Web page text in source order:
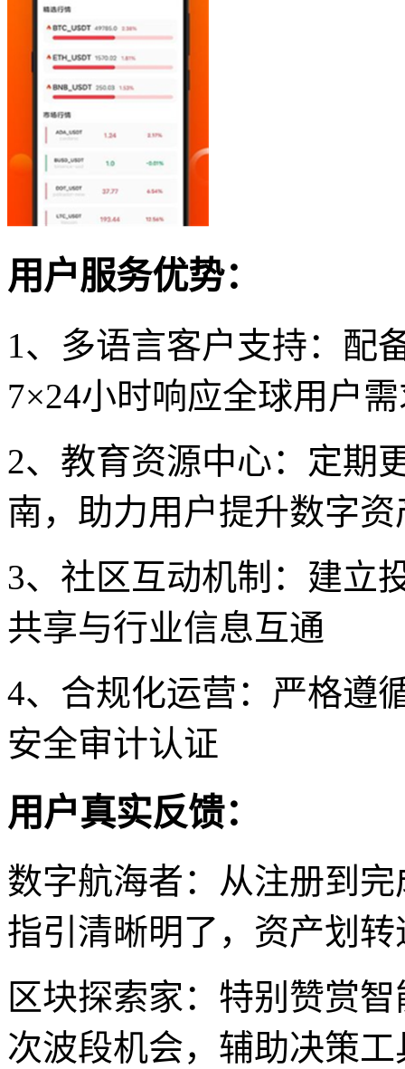
用户服务优势：
1、多语言客户支持：配
7×24小时响应全球用户
2、教育资源中心：定期
南，助力用户提升数字资
3、社区互动机制：建立
共享与行业信息互通
4、合规化运营：严格遵
安全审计认证
用户真实反馈：
数字航海者：从注册到
指引清晰明了，资产划
区块探索家：特别赞赏
次波段机会，辅助决策